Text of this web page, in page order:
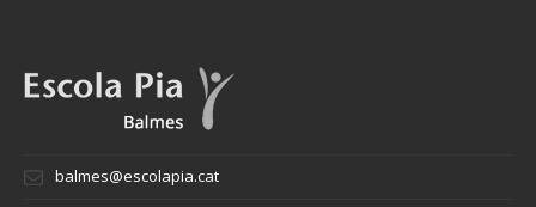
balmes@escolapia.cat